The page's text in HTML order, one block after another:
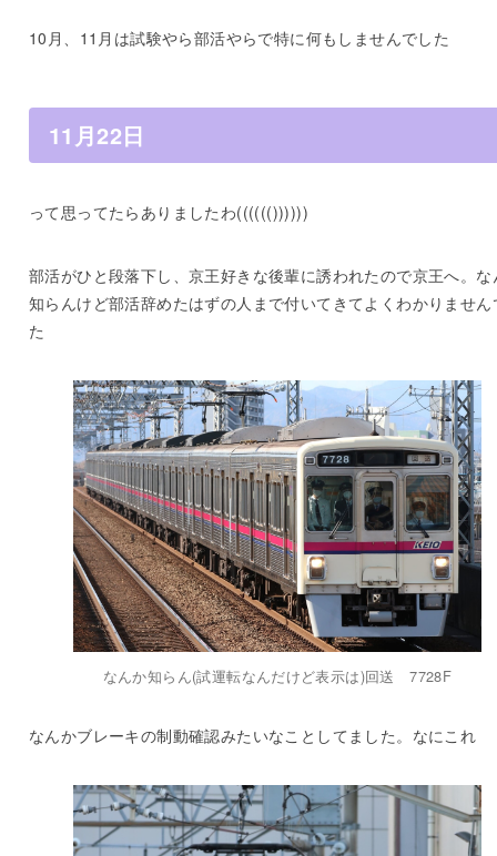
10月、11月は試験やら部活やらで特に何もしませんでした
11月22日
って思ってたらありましたわ(((((())))))
部活がひと段落下し、京王好きな後輩に誘われたので京王へ。な
知らんけど部活辞めたはずの人まで付いてきてよくわかりません
た
なんか知らん(試運転なんだけど表示は)回送 7728F
なんかブレーキの制動確認みたいなことしてました。なにこれ